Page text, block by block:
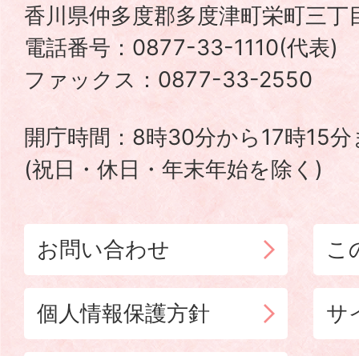
町
TADOTSU
TOWN
香川県仲多度郡多度津町栄町三
電話番号：0877-33-1110(代表)
ファックス：0877-33-2550
開庁時間：8時30分から17時15分
(祝日・休日・年末年始を除く)
お問い合わせ こ
個人情報保護方針 サ